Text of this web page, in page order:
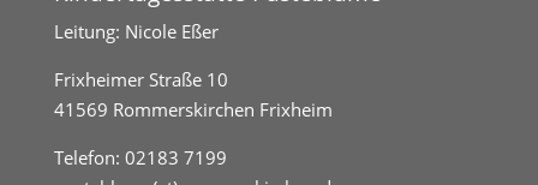
Leitung: Nicole Eßer
Frixheimer Straße 10
41569 Rommerskirchen Frixheim
Telefon: 02183 7199